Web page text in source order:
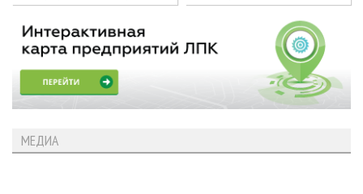
МЕДИА